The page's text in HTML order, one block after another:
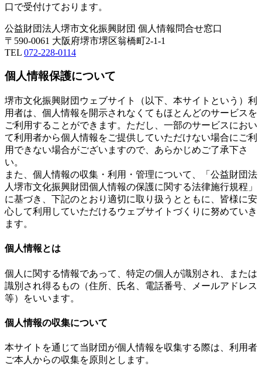
口で受付けております。
公益財団法人堺市文化振興財団 個人情報問合せ窓口
〒590-0061 大阪府堺市堺区翁橋町2-1-1
TEL 072-228-0114
個人情報保護について
堺市文化振興財団ウェブサイト（以下、本サイトという）利
用者は、個人情報を開示されなくてもほとんどのサービスを
ご利用することができます。ただし、一部のサービスにおい
て利用者から個人情報をご提供していただけない場合にご利
用できない場合がございますので、あらかじめご了承下さ
い。
また、個人情報の収集・利用・管理について、「公益財団法
人堺市文化振興財団個人情報の保護に関する法律施行規程」
に基づき、下記のとおり適切に取り扱うとともに、皆様に安
心して利用していただけるウェブサイトづくりに努めていき
ます。
個人情報とは
個人に関する情報であって、特定の個人が識別され、または
識別され得るもの（住所、氏名、電話番号、メールアドレス
等）をいいます。
個人情報の収集について
本サイトを通じて当財団が個人情報を収集する際は、利用者
ご本人からの収集を原則とします。